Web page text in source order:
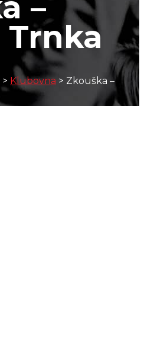
Trnka
> Klubovna > Zkouška –